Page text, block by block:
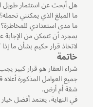
هل أبحث عن استثمار طويل
ما المبلغ الذي يمكنني تحمله؟
ما مدى استعدادي للمخاطرة؟
بمجرد أن تتمكن من
لاتخاذ قرار حكيم بشأن
خاتمة
شراء العقار هو قرار كبير
جميع العوامل المذكورة
شقة أم أرض.
في النهاية، يعتمد أفضل